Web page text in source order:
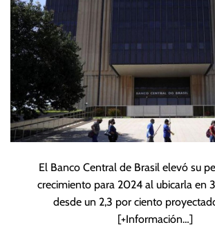
El Banco Central de Brasil elevó su
crecimiento para 2024 al ubicarla en
desde un 2,3 por ciento
[+Información…]